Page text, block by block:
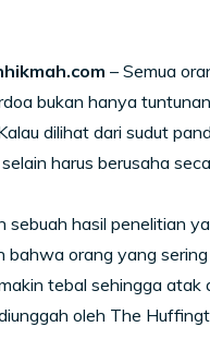
– Semua
bukan hanya
dilihat dari sudut
harus berusaha
sebuah hasil penelitian
bahwa orang yang
tebal sehingga atak
oleh The